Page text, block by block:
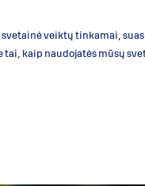
svetainė veiktų tinkamai,
kaip naudojatės mūsų